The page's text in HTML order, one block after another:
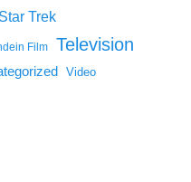
Star Trek
Film Television
Video